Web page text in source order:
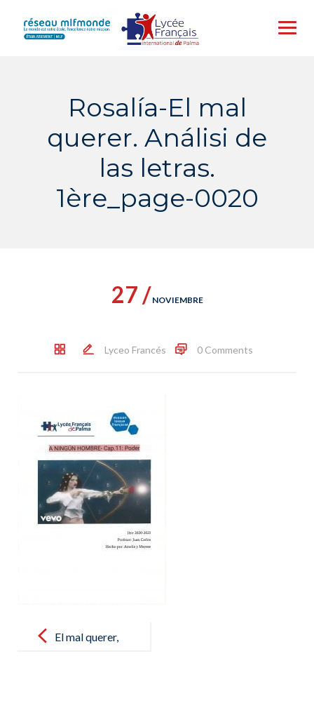
content
Rosalía-El mal
querer. Análisi de
las letras.
1ère_page-0020
27 / NOVIEMBRE
Lyceo Francés 0 Comments
navigationEl mal querer,